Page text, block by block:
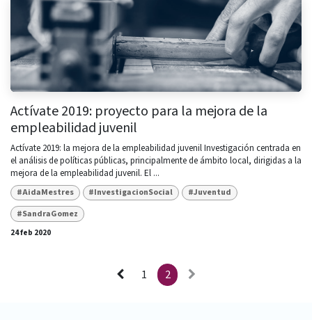
Actívate 2019: proyecto para la mejora de la
empleabilidad juvenil
Actívate 2019: la mejora de la empleabilidad juvenil Investigación centrada en
el análisis de políticas públicas, principalmente de ámbito local, dirigidas a la
mejora de la empleabilidad juvenil. El ...
#AidaMestres #InvestigacionSocial
#Juventud
#SandraGomez
24 feb 2020
1 2